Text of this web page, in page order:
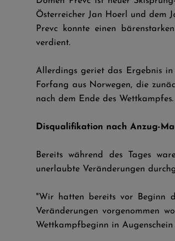
Österreicher Jan Hoerl und dem
Prevc konnte einen
verdient.
Allerdings geriet das Ergebnis
Forfang aus Norwegen, die
nach dem Ende des Wettkampfes.
Disqualifikation nach Anzug-
Bereits während des Tages
unerlaubte Veränderungen
"Wir hatten bereits vor Beginn
Veränderungen vorgenommen
Wettkampfbeginn in